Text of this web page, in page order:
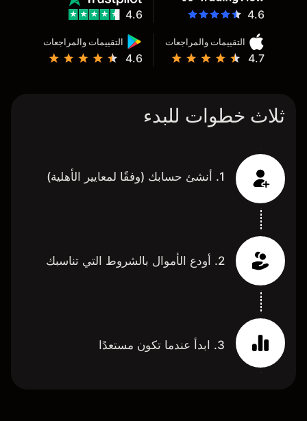
4.6
التقييمات والمراجعات
4.7
التقييمات والمراجعات
4.6
4.6
ثلاث خطوات للبدء
1. أنشئ حسابك (وفقًا لمعايير الأهلية)
2. أودع الأموال بالشروط التي تناسبك
3. ابدأ عندما تكون مستعدًا